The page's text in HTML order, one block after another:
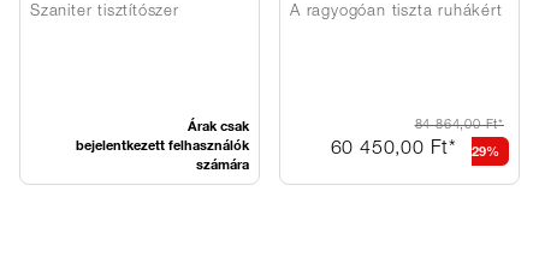
Szaniter tisztítószer
Árak csak
bejelentkezett felhasználók
számára
A ragyogóan tiszta ruhákért
84 864,00 Ft*
60 450,00 Ft* 29%